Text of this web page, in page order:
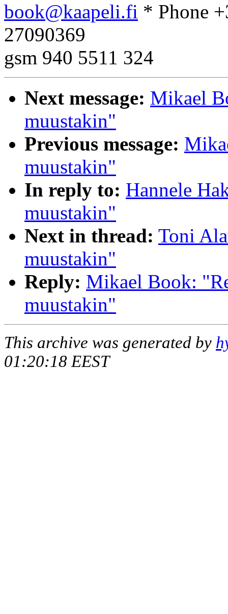
book@kaapeli.fi * Phone
27090369
gsm 940 5511 324
Next message: Mikael
muustakin"
Previous message:
muustakin"
In reply to: Hannele
muustakin"
Next in thread: Toni
muustakin"
Reply: Mikael Book:
muustakin"
This archive was generated by
01:20:18 EEST